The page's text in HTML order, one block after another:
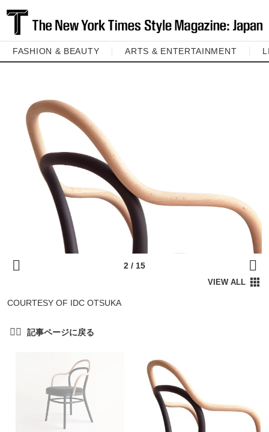
FASHION & BEAUTY ARTS & ENTERTAINMENT
COURTESY OF IDC OTSUKA